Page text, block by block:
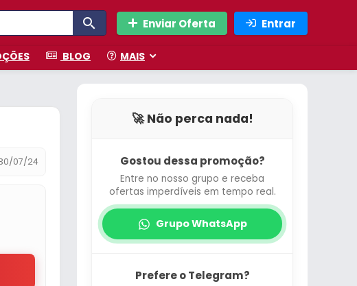
Enviar Oferta Entrar
BLOG MAIS
07/24
🚀 Não perca nada!
Gostou dessa promoção?
Entre no nosso grupo e receba
ofertas imperdíveis em tempo real.
Grupo WhatsApp
Prefere o Telegram?